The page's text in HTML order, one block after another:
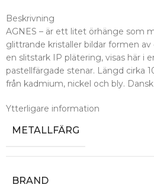
Beskrivning
AGNES – är ett litet örhänge som
glittrande kristaller bildar formen
en slitstark IP plätering, visas här i
pastellfärgade stenar. Längd cirka
från kadmium, nickel och bly.
Ytterligare information
METALLFÄRG
BRAND